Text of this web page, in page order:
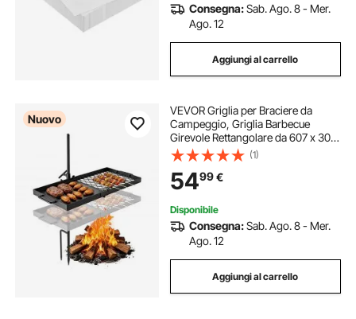
Consegna:Sab. Ago. 8 - Mer.
Ago. 12
Aggiungi al carrello
Nuovo
VEVOR Griglia per Braciere da
Campeggio, Griglia Barbecue
Girevole Rettangolare da 607 x 300
mm Altezza Regolabile, Cottura
all'Aperto Fiamma Libera,
Rivestimento alla Temperatura
600℃, Campeggio
(1)
5499€
Disponibile
Consegna:Sab. Ago. 8 - Mer.
Ago. 12
Aggiungi al carrello